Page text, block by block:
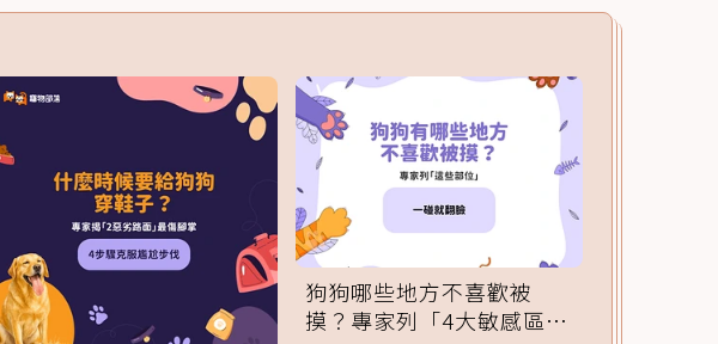
狗狗哪些地方不喜歡被
摸？專家列「4大敏感區